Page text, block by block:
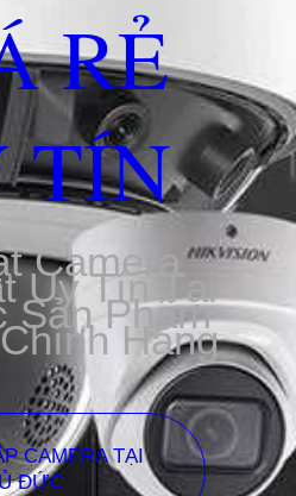
RẺ
TÍN
Camera
Uy Tín Tại
Sản Phẩm
Hãng
CAMERA TẠI
ĐỨC